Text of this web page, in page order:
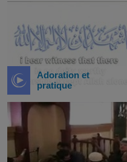
Adoration et
pratique